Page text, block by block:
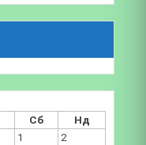
Сб
Нд
1
2